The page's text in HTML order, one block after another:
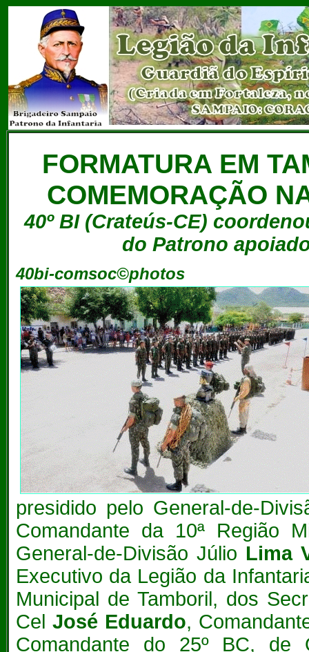
FORMATURA EM
COMEMORAÇÃO
40º BI (Crateús-CE)
do Patrono
40bi-comsoc©photos
presidido pelo General-de-
Comandante da 10ª Região
General-de-Divisão Júlio Lima
Executivo da Legião da
Municipal de Tamboril, dos
Cel José Eduardo,
Comandante do 25º BC,